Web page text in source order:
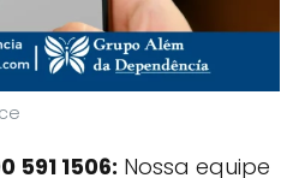
591 1506: Nossa equipe